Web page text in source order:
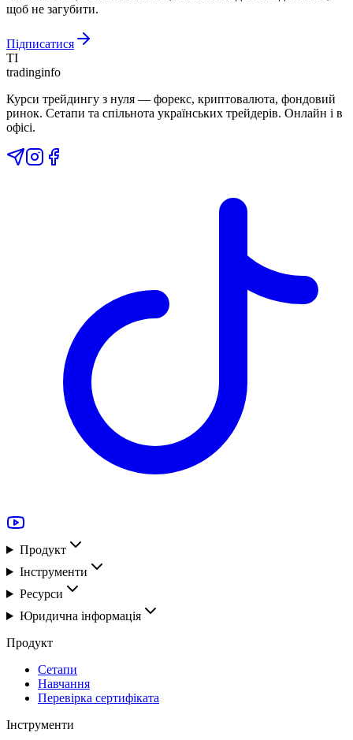
щоб не загубити.
Підписатися
TI
tradinginfo
Курси трейдингу з нуля — форекс, криптовалюта, фондовий
ринок. Сетапи та спільнота українських трейдерів. Онлайн і в
офісі.
Продукт
Інструменти
Ресурси
Юридична інформація
Продукт
Сетапи
Навчання
Перевірка сертифіката
Інструменти